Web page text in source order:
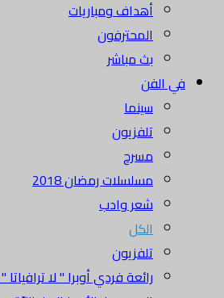
أهداف ومباريات
المحترفون
بث مباشر
في الفن
سينما
تلفزيون
مسرح
مسلسلات رمضان 2018
شعر وادب
الكل
تلفزيون
رائعة فردي أوبرا " لا